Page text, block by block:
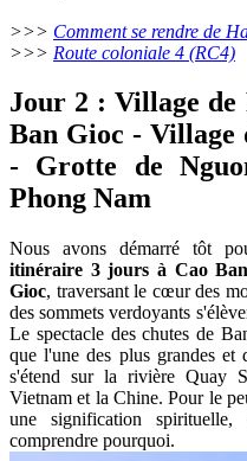
>>> Comment se rendre de
>>> Route coloniale 4 (RC4)
Jour 2 : Village de
Ban Gioc -
- Grotte de
Phong Nam
Nous avons démarré tôt
itinéraire 3 jours à Cao
Gioc, traversant le cœur des
des sommets verdoyants
Le spectacle des chutes de
que l'une des plus grandes et
s'étend sur la rivière Quay
Vietnam et la Chine. Pour le
une signification
comprendre pourquoi.